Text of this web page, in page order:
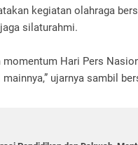
kegiatan olahraga
silaturahmi.
momentum Hari Pers
ujarnya sambil